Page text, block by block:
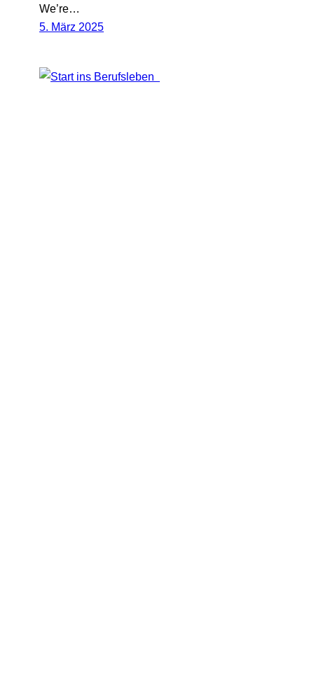
We’re…
5. März 2025